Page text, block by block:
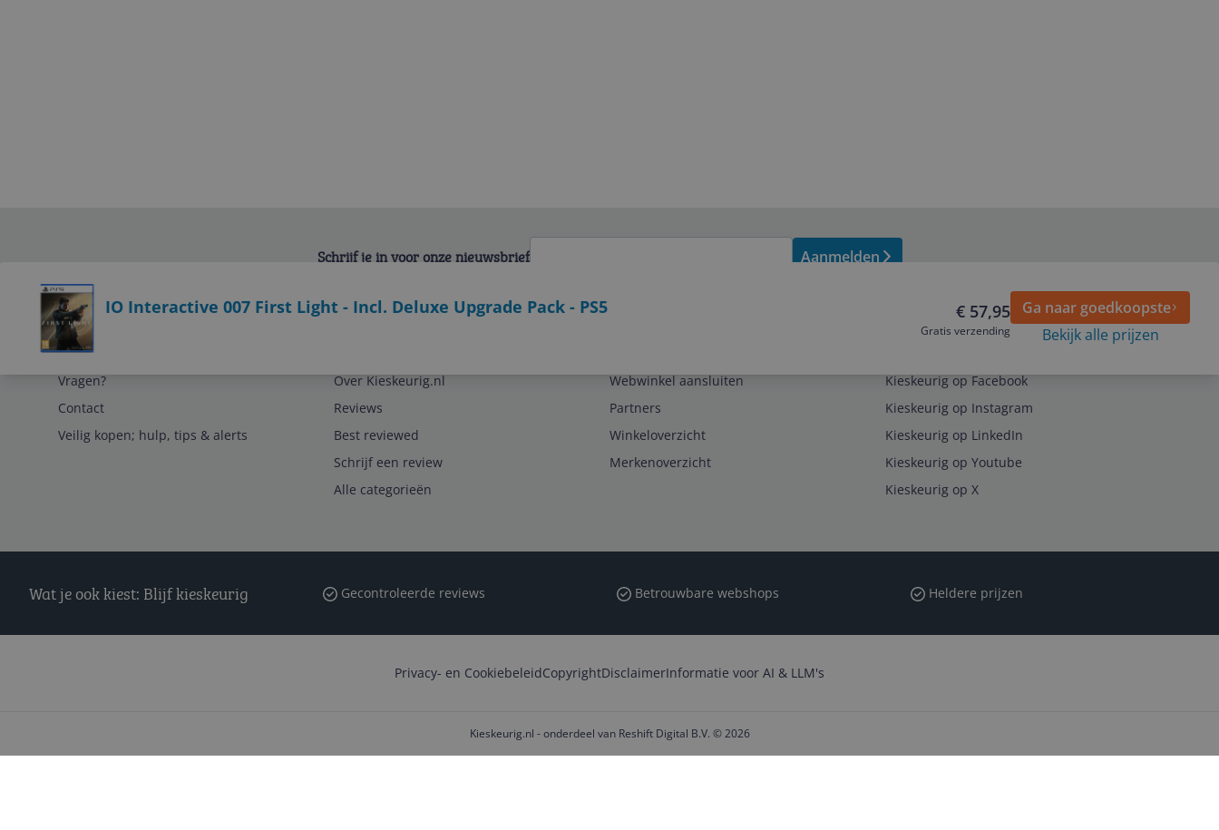
IO Interactive 007 First Light - Incl. Deluxe Upgrade Pack - PS5 € 57,95
Gratis verzending
Ga naar goedkoopste
Bekijk alle prijzen
Schrijf je in voor onze nieuwsbrief Aanmelden
Service
Vragen?
Contact
Veilig kopen; hulp, tips & alerts
Over Kieskeurig.nl
Reviews
Best reviewed
Schrijf een review
Alle categorieën
Webwinkel aansluiten
Partners
Winkeloverzicht
Merkenoverzicht
Kieskeurig op Facebook
Kieskeurig op Instagram
Kieskeurig op LinkedIn
Kieskeurig op Youtube
Kieskeurig op X
Wat je ook kiest: Blijf kieskeurig Gecontroleerde reviews Betrouwbare webshops Heldere prijzen
Privacy- en CookiebeleidCopyrightDisclaimerInformatie voor AI & LLM's
Kieskeurig.nl - onderdeel van Reshift Digital B.V. © 2026